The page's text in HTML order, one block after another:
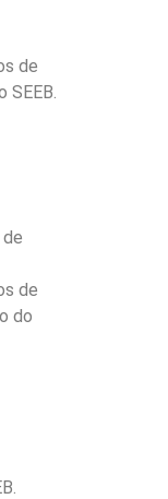
de
SEEB.
de
do